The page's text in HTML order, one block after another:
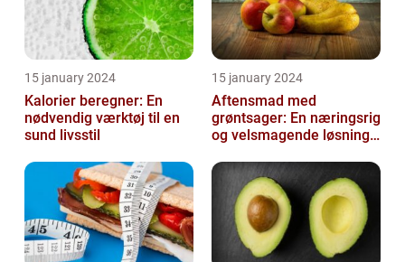
15 january 2024
Kalorier beregner: En
nødvendig værktøj til en
sund livsstil
15 january 2024
Aftensmad med
grøntsager: En næringsrig
og velsmagende løsning